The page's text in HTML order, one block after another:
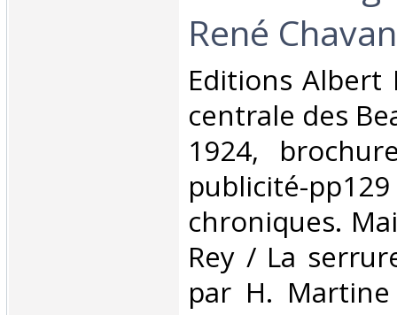
René
‎Editions Albert
centrale des
1924,
publicité-
chroniques.
Rey / La
par H.